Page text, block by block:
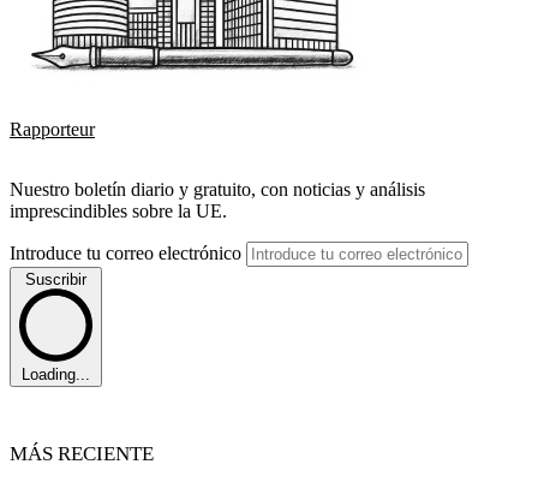
Rapporteur
Nuestro boletín diario y gratuito, con noticias y análisis
imprescindibles sobre la UE.
Introduce tu correo electrónico
Suscribir
Loading...
MÁS RECIENTE